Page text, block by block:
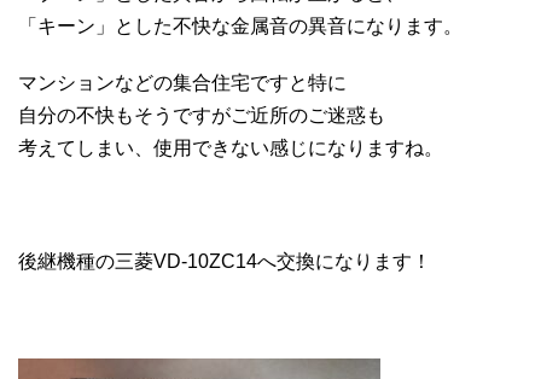
「キーン」とした不快な金属音の異音になります。
マンションなどの集合住宅ですと特に
自分の不快もそうですがご近所のご迷惑も
考えてしまい、使用できない感じになりますね。
後継機種の三菱VD-10ZC14へ交換になります！